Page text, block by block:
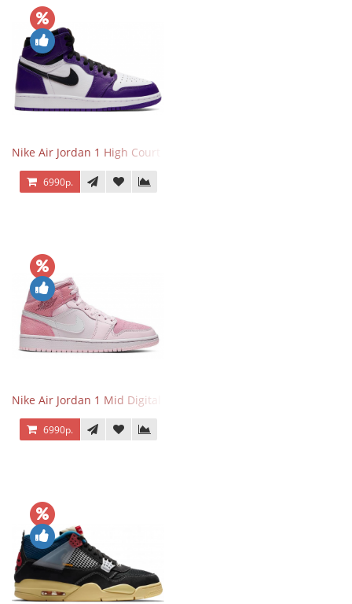
Nike Air Jordan 1 High Court Purple 2.0
6990р.
Nike Air Jordan 1 Mid Digital Pink
6990р.